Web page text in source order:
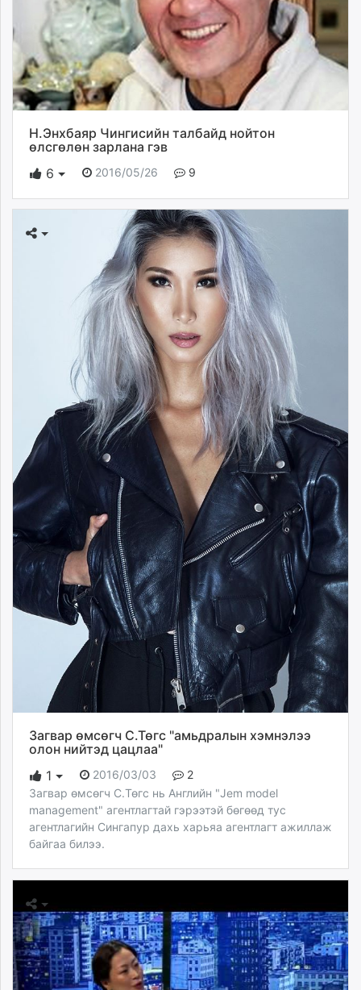
Н.Энхбаяр Чингисийн талбайд нойтон
өлсгөлөн зарлана гэв
6
2016/05/26 9
Загвар өмсөгч С.Төгс "амьдралын хэмнэлээ
олон нийтэд цацлаа"
1
2016/03/03
2
Загвар өмсөгч С.Төгс нь Английн "Jem model
management" агентлагтай гэрээтэй бөгөөд тус
агентлагийн Сингапур дахь харьяа агентлагт ажиллаж
байгаа билээ.